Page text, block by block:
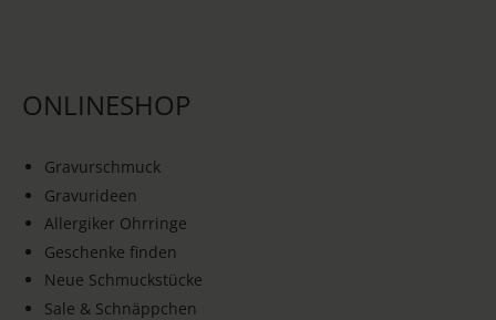
ONLINESHOP
Gravurschmuck
Gravurideen
Allergiker Ohrringe
Geschenke finden
Neue Schmuckstücke
Sale & Schnäppchen